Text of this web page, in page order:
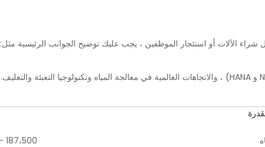
الآلات أو استئجار الموظفين ، يجب عليك توضيح الجوانب الرئيسية مثل:
187،500 - 1،875،000 (وفقًا لمادة إنتاجية مختلفة)